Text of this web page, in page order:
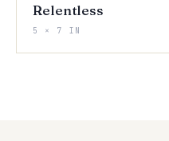
Relentless
5 × 7 IN